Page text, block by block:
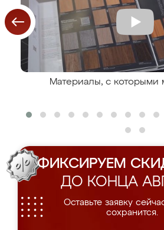
Материалы, с которыми
ФИКСИРУЕМ
ДО КОНЦА
Оставьте заявку
сохранится.